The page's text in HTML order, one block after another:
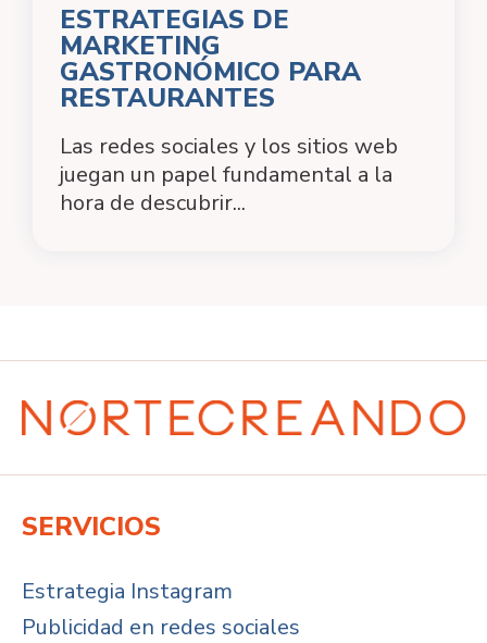
ESTRATEGIAS DE
MARKETING
GASTRONÓMICO PARA
RESTAURANTES
Las redes sociales y los sitios web
juegan un papel fundamental a la
hora de descubrir...
SERVICIOS
Estrategia Instagram
Publicidad en redes sociales